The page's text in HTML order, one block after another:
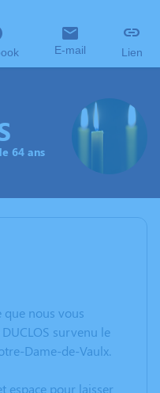
E-mail Lien
64 ans
que nous vous
survenu le
Dame-de-Vaulx.
espace pour laisser